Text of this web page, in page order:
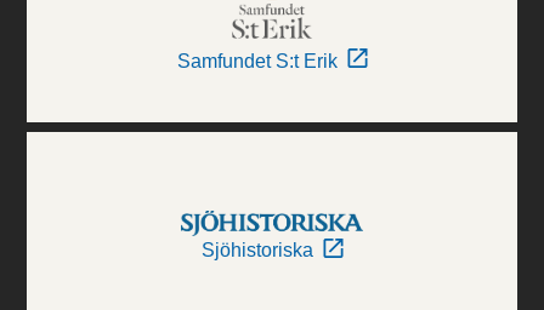
Samfundet S:t Erik
Sjöhistoriska